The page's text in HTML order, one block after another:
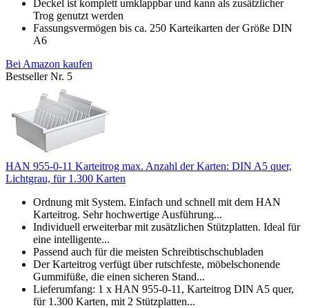
Deckel ist komplett umklappbar und kann als zusätzlicher
Trog genutzt werden
Fassungsvermögen bis ca. 250 Karteikarten der Größe DIN
A6
Bei Amazon kaufen
Bestseller Nr. 5
HAN 955-0-11 Karteitrog max. Anzahl der Karten: DIN A5 quer,
Lichtgrau, für 1.300 Karten
Ordnung mit System. Einfach und schnell mit dem HAN
Karteitrog. Sehr hochwertige Ausführung...
Individuell erweiterbar mit zusätzlichen Stützplatten. Ideal für
eine intelligente...
Passend auch für die meisten Schreibtischschubladen
Der Karteitrog verfügt über rutschfeste, möbelschonende
Gummifüße, die einen sicheren Stand...
Lieferumfang: 1 x HAN 955-0-11, Karteitrog DIN A5 quer,
für 1.300 Karten, mit 2 Stützplatten...